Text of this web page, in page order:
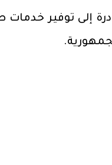
إلى توفير خدمات